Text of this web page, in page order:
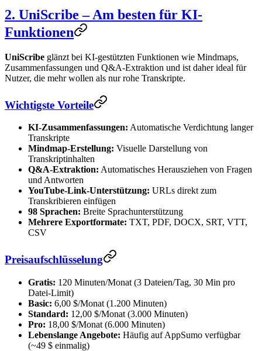
2. UniScribe – Am besten für KI-
Funktionen
UniScribe glänzt bei KI-gestützten Funktionen wie Mindmaps,
Zusammenfassungen und Q&A-Extraktion und ist daher ideal für
Nutzer, die mehr wollen als nur rohe Transkripte.
Wichtigste Vorteile
KI-Zusammenfassungen: Automatische Verdichtung langer
Transkripte
Mindmap-Erstellung: Visuelle Darstellung von
Transkriptinhalten
Q&A-Extraktion: Automatisches Herausziehen von Fragen
und Antworten
YouTube-Link-Unterstützung: URLs direkt zum
Transkribieren einfügen
98 Sprachen: Breite Sprachunterstützung
Mehrere Exportformate: TXT, PDF, DOCX, SRT, VTT,
CSV
Preisaufschlüsselung
Gratis: 120 Minuten/Monat (3 Dateien/Tag, 30 Min pro
Datei-Limit)
Basic: 6,00 $/Monat (1.200 Minuten)
Standard: 12,00 $/Monat (3.000 Minuten)
Pro: 18,00 $/Monat (6.000 Minuten)
Lebenslange Angebote: Häufig auf AppSumo verfügbar
(~49 $ einmalig)